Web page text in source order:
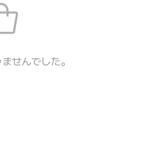
せんでした。